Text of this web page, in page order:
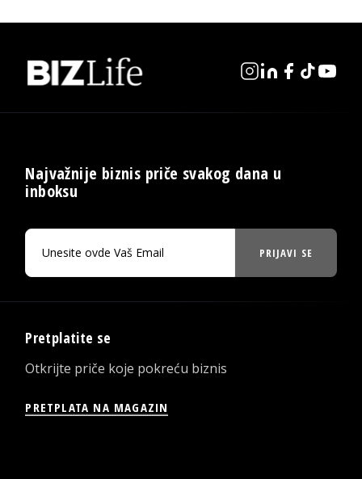
Najvažnije biznis priče svakog dana u
inboksu
PRIJAVI SE
Pretplatite se
Otkrijte priče koje pokreću biznis
PRETPLATA NA MAGAZIN